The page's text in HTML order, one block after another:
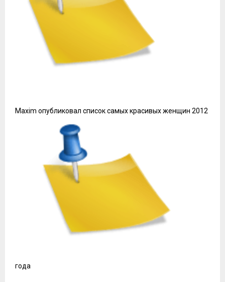
поездок.
Экономия.
Часто стоимость такого жилья ниже, чем в
отелях, особенно для больших компаний, что
позволяет выделять средства на другие аспекты
путешествия, такие как экскурсии или развлечения.
стоит знать перед арендой
Обратите внимание на ненадежность описаний и
изображений. Часто фотографии завлекают, но не
всегда соответствуют реальности. Перед
бронированием лучше уточнить детали у владельца.
Коммуникация с арендодателем может быть не всегда
удобной. Некоторые владельцы могут реагировать
медленно на запросы, что создаёт неудобства в
процессе планирования поездки.
несет риск потери средств в случае отмены поездки